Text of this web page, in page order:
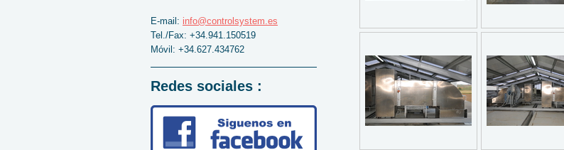
E-mail: info@controlsystem.es
Tel./Fax: +34.941.150519
Móvil: +34.627.434762
Redes sociales :